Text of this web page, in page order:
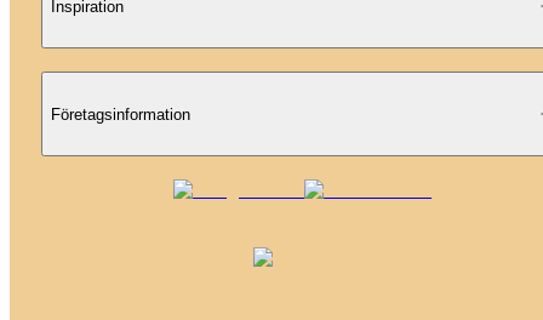
Inspiration
Företagsinformation